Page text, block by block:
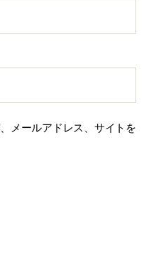
メールアドレス、サイトを